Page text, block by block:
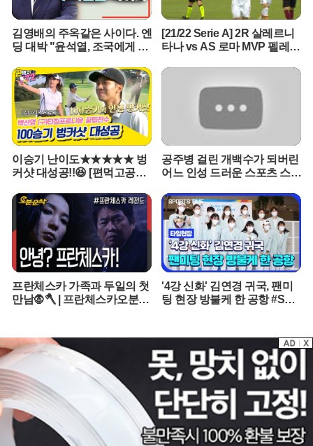
핵심 인력들을 대거 흡수했다. 이 과정에서 고급 금속 소재의 마감 기
술을 두고 애플과 법정 공방이 벌어지기도 했다. 애플은 자사의 영업
비밀이 유출되었다고 주장하는 반면, 오픈AI는 애플이 시도한 적 없는
완전히 새로운 형태의 하드웨어를 창조하고 있다며 팽팽하게 맞서고
있는 상황이다.양사의 하드웨어 전략은 확연한 차이를 보인다. 애플
은 올해 정사각형 디스플레이를 갖춘 홈 허브 출시를 준비 중이며, 로
봇 팔이 달린 탁상형 기기는 2027년 이후에나 선보일 것으로 예상된
다. 반면 오픈AI는 화면을 없애고 음성과 움직임에 집중한 휴대용 기
기를 통해 애플의 틈새시장을 공략하고 있다. 전문가들은 오픈AI의 이
번 시도가 애플의 홈팟 시리즈와는 전혀 다른 사용자 경험을 제공함
으로써 스마트홈 시장의 판도를 바꿀 수 있을지 주목하고 있다.오픈AI
는 이번 하드웨어 출시를 통해 챗GPT 생태계를 현실 세계로 확장하
함으로써 구글이나 아마존이 선점한 스마트 스피커 시장에 새로운 기
준을 제시하겠다는 포부다. 애플과의 법적 갈등이 변수로 남아있지
만, 조니 아이브의 감각과 오픈AI의 기술력이 결합한 결과물에 전 세
계 IT 업계의 시선이 집중되고 있다. 하드웨어 개발 조직을 강화한 오
픈AI의 행보는 인공지능 기업의 새로운 생존 전략을 보여주는 사례가
될 전망이다.
김영배의 주옥같은 사이다. 엔
딩 대박 "윤석열, 조국에게 했
[21/22 Serie A] 2R 살레르니
타나 vs AS 로마 MVP 펠레그
이승기 난이도★★★★★ 벙
커샷 대성공!!😆 [편먹고공치
공주병 걸린 개백수가 되버린
어느 인성 드러운 스포츠 스타
영화]
프란체스카 가족과 두일의 첫
만남🧛🪓 | 프란체스카오분순
'4강 신화' 김연경 귀국, 팬미
팅 현장 방불케 한 공항 #SPO